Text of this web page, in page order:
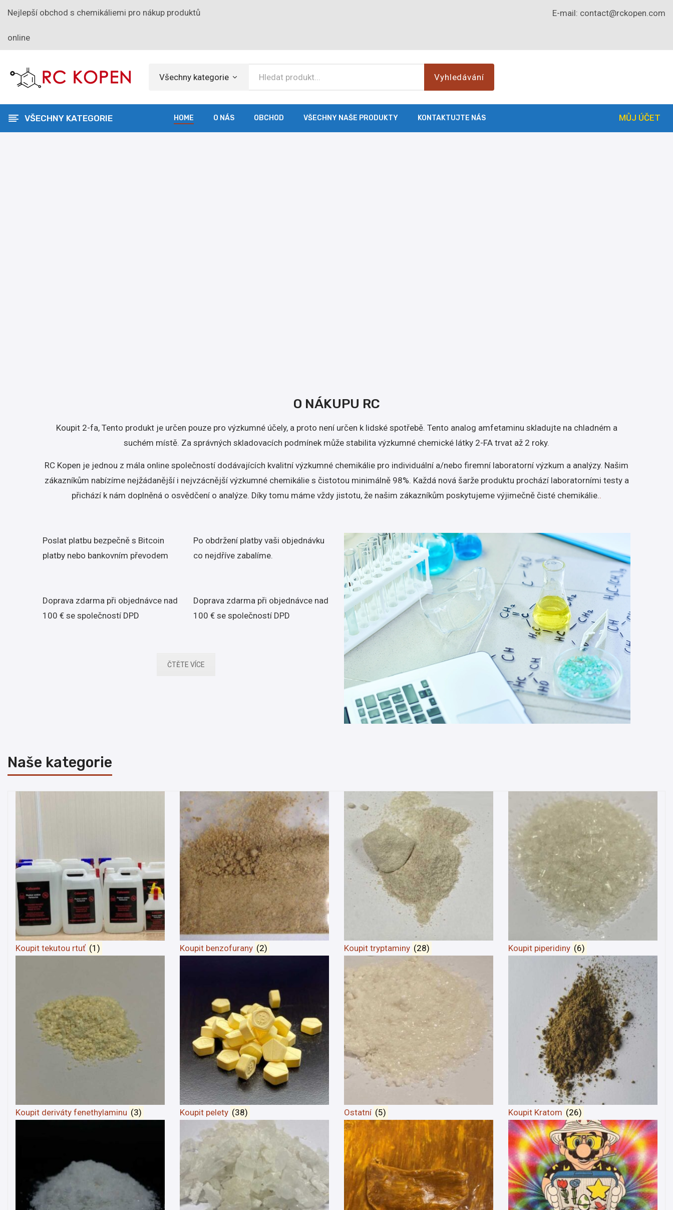
Nejlepší obchod s chemikáliemi pro nákup produktů
online
E-mail: contact@rckopen.com
Všechny kategorie Vyhledávání
VŠECHNY KATEGORIE HOME O NÁS OBCHOD VŠECHNY NAŠE PRODUKTY KONTAKTUJTE NÁS MŮJ ÚČET
O NÁKUPU RC
Koupit 2-fa, Tento produkt je určen pouze pro výzkumné účely, a proto není určen k lidské spotřebě. Tento analog amfetaminu skladujte na chladném a
suchém místě. Za správných skladovacích podmínek může stabilita výzkumné chemické látky 2-FA trvat až 2 roky.
RC Kopen je jednou z mála online společností dodávajících kvalitní výzkumné chemikálie pro individuální a/nebo firemní laboratorní výzkum a analýzy. Našim
zákazníkům nabízíme nejžádanější i nejvzácnější výzkumné chemikálie s čistotou minimálně 98%. Každá nová šarže produktu prochází laboratorními testy a
přichází k nám doplněná o osvědčení o analýze. Díky tomu máme vždy jistotu, že našim zákazníkům poskytujeme výjimečně čisté chemikálie..
Poslat platbu bezpečně s Bitcoin
platby nebo bankovním převodem
Po obdržení platby vaši objednávku
co nejdříve zabalíme.
Doprava zdarma při objednávce nad
100 € se společností DPD
Doprava zdarma při objednávce nad
100 € se společností DPD
ČTĚTE VÍCE
Naše kategorie
Koupit tekutou rtuť (1) Koupit benzofurany (2) Koupit tryptaminy (28) Koupit piperidiny (6)
Koupit deriváty fenethylaminu (3) Koupit pelety (38) Ostatní (5) Koupit Kratom (26)